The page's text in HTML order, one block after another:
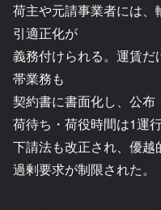
荷主や元請事業者には
引適正化が
義務付けられる。運賃
帯業務も
契約書に書面化し、公布
荷待ち・荷役時間は1運
下請法も改正され、優越
過剰要求が制限された。